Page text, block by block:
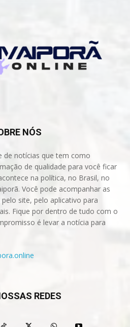
NÓS
de notícias que tem como
de qualidade para você ficar
na política, no Brasil, no
Você pode acompanhar as
site, pelo aplicativo para
Fique por dentro de tudo com o
é levar a notícia para
REDES